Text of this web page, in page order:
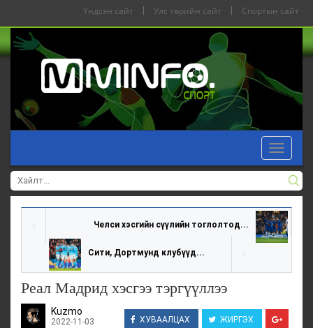
Үндсэн сайт Улс төрийн сайт Спортын сайт
Toggle
Челси хэсгийн сүүлийн тоглолтод...
Сити, Дортмунд клубүүд...
Реал Мадрид хэсгээ тэргүүллээ
Kuzmo
2022-11-03 ХУВААЛЦАХ ЖИРГЭХ